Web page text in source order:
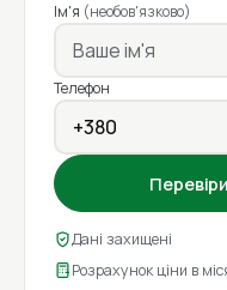
Ім'я (необов'язково)
Телефон
Дані захищені
Розрахунок ціни в